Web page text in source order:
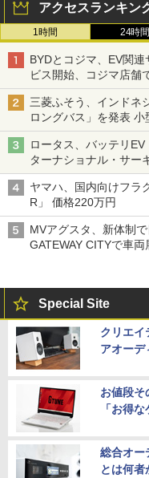
アクセスランキン
1時間 24時間
BYDとコジマ、EV関
ビス開始、コジマ店舗
三菱ふそう、インドネ
ロングバス」を発表
バス
ロータス、バッテリ
ターナショナル・サー
ヤマハ、国内向けフラ
R」 価格220万円
MVアグスタ、新体制
GATEWAY CITYで車
Special Site
クリエイ
アオーデ
お値段そ
「お得
総合オー
とは何者